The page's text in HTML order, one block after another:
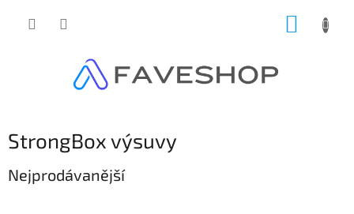
StrongBox výsuvy
Nejprodávanější